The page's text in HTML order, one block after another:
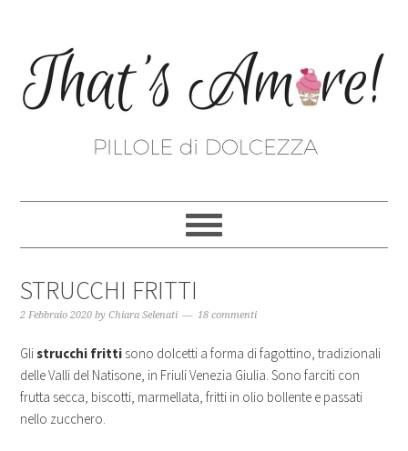
STRUCCHI FRITTI
2 Febbraio 2020 byChiara Selenati 18 commenti
Glistrucchi fritti sono dolcetti a forma di fagottino, tradizionali
delle Valli del Natisone, in Friuli Venezia Giulia. Sono farciti con
frutta secca, biscotti, marmellata, fritti in olio bollente e passati
nello zucchero.